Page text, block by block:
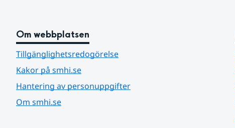
Om webbplatsen
Tillgänglighetsredogörelse
Kakor på smhi.se
Hantering av personuppgifter
Om smhi.se